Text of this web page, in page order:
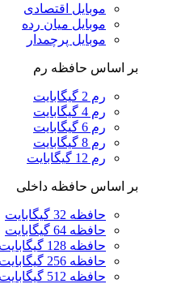
موبایل اقتصادی
موبایل میان رده
موبایل پرچمدار
بر اساس حافظه رم
رم 2 گیگابایت
رم 4 گیگابایت
رم 6 گیگابایت
رم 8 گیگابایت
رم 12 گیگابایت
بر اساس حافظه داخلی
حافظه 32 گیگابایت
حافظه 64 گیگابایت
حافظه 128 گیگابایت
حافظه 256 گیگابایت
حافظه 512 گیگابایت